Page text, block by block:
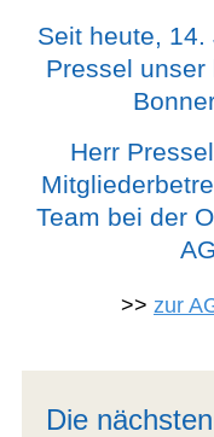
Seit heute,
Pressel unser
Herr
Team bei der
>> zur
Die